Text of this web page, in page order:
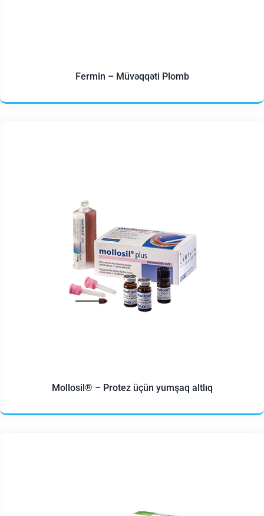
Fermin – Müvəqqəti Plomb
Mollosil® – Protez üçün yumşaq altlıq